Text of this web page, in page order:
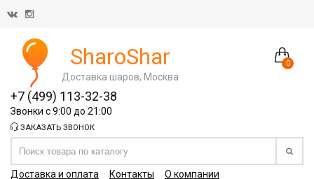
0
SharoShar
Доставка шаров, Москва
+7 (499) 113-32-38
Звонки с 9:00 до 21:00
ЗАКАЗАТЬ ЗВОНОК
Доставка и оплата Контакты О компании